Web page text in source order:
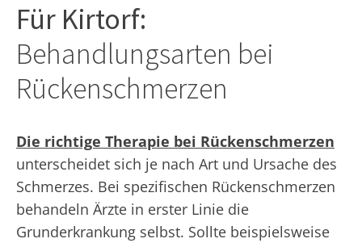
Für Kirtorf:
Behandlungsarten bei
Rückenschmerzen
Die richtige Therapie bei Rückenschmerzen
unterscheidet sich je nach Art und Ursache des
Schmerzes. Bei spezifischen Rückenschmerzen
behandeln Ärzte in erster Linie die
Grunderkrankung selbst. Sollte beispielsweise